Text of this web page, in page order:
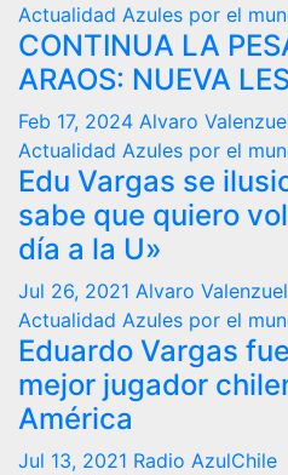
Actualidad Azules por el
CONTINUA LA
ARAOS: NUEVA
Feb 17, 2024 Alvaro
Actualidad Azules por el
Edu Vargas se
sabe que quiero
día a la U»
Jul 26, 2021 Alvaro
Actualidad Azules por el
Eduardo Vargas
mejor jugador
América
Jul 13, 2021 Radio AzulChile